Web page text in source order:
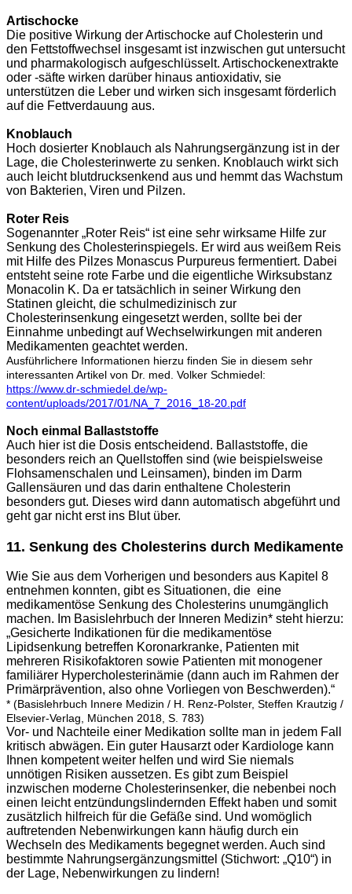
Artischocke
Die positive Wirkung der Artischocke auf Cholesterin und
den Fettstoffwechsel insgesamt ist inzwischen gut untersucht
und pharmakologisch aufgeschlüsselt. Artischockenextrakte
oder -säfte wirken darüber hinaus antioxidativ, sie
unterstützen die Leber und wirken sich insgesamt förderlich
auf die Fettverdauung aus.
Knoblauch
Hoch dosierter Knoblauch als Nahrungsergänzung ist in der
Lage, die Cholesterinwerte zu senken. Knoblauch wirkt sich
auch leicht blutdrucksenkend aus und hemmt das Wachstum
von Bakterien, Viren und Pilzen.
Roter Reis
Sogenannter „Roter Reis“ ist eine sehr wirksame Hilfe zur
Senkung des Cholesterinspiegels. Er wird aus weißem Reis
mit Hilfe des Pilzes Monascus Purpureus fermentiert. Dabei
entsteht seine rote Farbe und die eigentliche Wirksubstanz
Monacolin K. Da er tatsächlich in seiner Wirkung den
Statinen gleicht, die schulmedizinisch zur
Cholesterinsenkung eingesetzt werden, sollte bei der
Einnahme unbedingt auf Wechselwirkungen mit anderen
Medikamenten geachtet werden.
Ausführlichere Informationen hierzu finden Sie in diesem sehr
interessanten Artikel von Dr. med. Volker Schmiedel:
https://www.dr-schmiedel.de/wp-
content/uploads/2017/01/NA_7_2016_18-20.pdf
Noch einmal Ballaststoffe
Auch hier ist die Dosis entscheidend. Ballaststoffe, die
besonders reich an Quellstoffen sind (wie beispielsweise
Flohsamenschalen und Leinsamen), binden im Darm
Gallensäuren und das darin enthaltene Cholesterin
besonders gut. Dieses wird dann automatisch abgeführt und
geht gar nicht erst ins Blut über.
11. Senkung des Cholesterins durch Medikamente
Wie Sie aus dem Vorherigen und besonders aus Kapitel 8
entnehmen konnten, gibt es Situationen, die eine
medikamentöse Senkung des Cholesterins unumgänglich
machen. Im Basislehrbuch der Inneren Medizin* steht hierzu:
„Gesicherte Indikationen für die medikamentöse
Lipidsenkung betreffen Koronarkranke, Patienten mit
mehreren Risikofaktoren sowie Patienten mit monogener
familiärer Hypercholesterinämie (dann auch im Rahmen der
Primärprävention, also ohne Vorliegen von Beschwerden).“
* (Basislehrbuch Innere Medizin / H. Renz-Polster, Steffen Krautzig /
Elsevier-Verlag, München 2018, S. 783)
Vor- und Nachteile einer Medikation sollte man in jedem Fall
kritisch abwägen. Ein guter Hausarzt oder Kardiologe kann
Ihnen kompetent weiter helfen und wird Sie niemals
unnötigen Risiken aussetzen. Es gibt zum Beispiel
inzwischen moderne Cholesterinsenker, die nebenbei noch
einen leicht entzündungslindernden Effekt haben und somit
zusätzlich hilfreich für die Gefäße sind. Und womöglich
auftretenden Nebenwirkungen kann häufig durch ein
Wechseln des Medikaments begegnet werden. Auch sind
bestimmte Nahrungsergänzungsmittel (Stichwort: „Q10“) in
der Lage, Nebenwirkungen zu lindern!